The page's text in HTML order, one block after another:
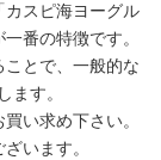
カスピ海ヨーグル
番の特徴です。
ことで、一般的な
ます。
い求め下さい。
います。